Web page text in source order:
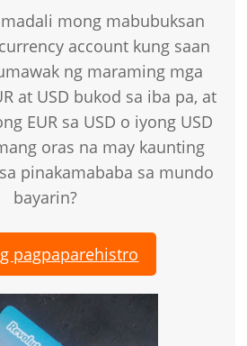
mong mabubuksan
account kung saan
ng maraming mga
at USD bukod sa iba pa, at
EUR sa USD o iyong USD
oras na may kaunting
pinakamababa sa mundo
bayarin?
pagpaparehistro